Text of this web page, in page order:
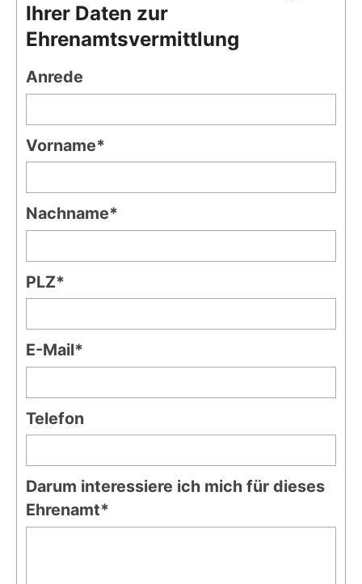
Ihrer Daten zur
Ehrenamtsvermittlung
Anrede
Vorname*
Nachname*
PLZ*
E-Mail*
Telefon
Darum interessiere ich mich für dieses
Ehrenamt*